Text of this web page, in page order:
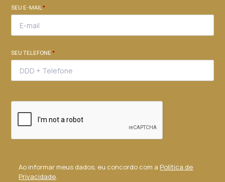
SEU E-MAIL*
SEU TELEFONE*
Ao informar meus dados, eu concordo com a Política de
Privacidade.